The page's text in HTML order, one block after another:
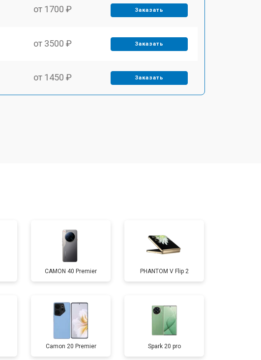
от 1700 ₽ Заказать
от 3500 ₽ Заказать
от 1450 ₽ Заказать
от 1400 ₽ Заказать
от 2700 ₽ Заказать
от 950 ₽ Заказать
от 1750 ₽ Заказать
CAMON 40 Premier PHANTOM V Flip 2
Camon 20 Premier Spark 20 pro